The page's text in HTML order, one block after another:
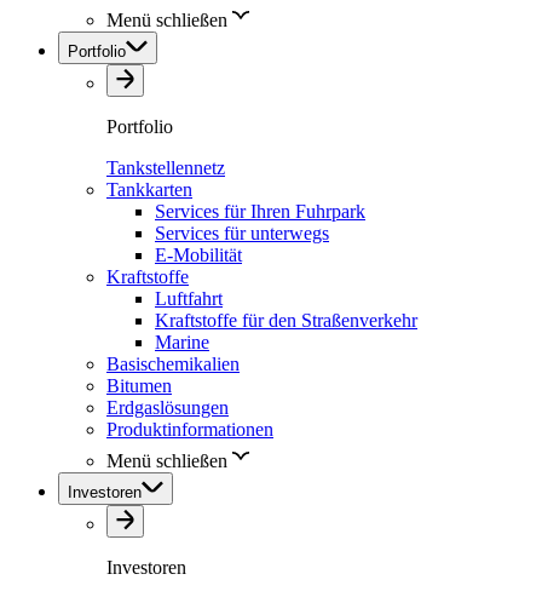
Menü schließen
Portfolio
Portfolio
Tankstellennetz
Tankkarten
Services für Ihren Fuhrpark
Services für unterwegs
E-Mobilität
Kraftstoffe
Luftfahrt
Kraftstoffe für den Straßenverkehr
Marine
Basischemikalien
Bitumen
Erdgaslösungen
Produktinformationen
Menü schließen
Investoren
Investoren